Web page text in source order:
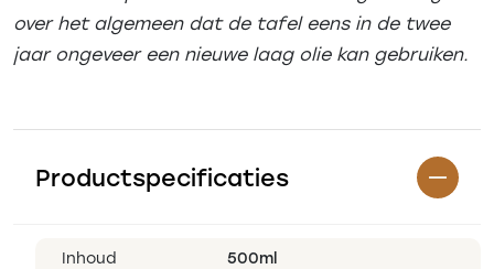
over het algemeen dat de tafel eens in de twee
jaar ongeveer een nieuwe laag olie kan gebruiken.
Productspecificaties
Inhoud
500ml